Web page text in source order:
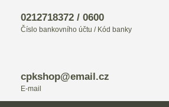
0212718372 / 0600
Číslo bankovního účtu / Kód banky
cpkshop@email.cz
E-mail